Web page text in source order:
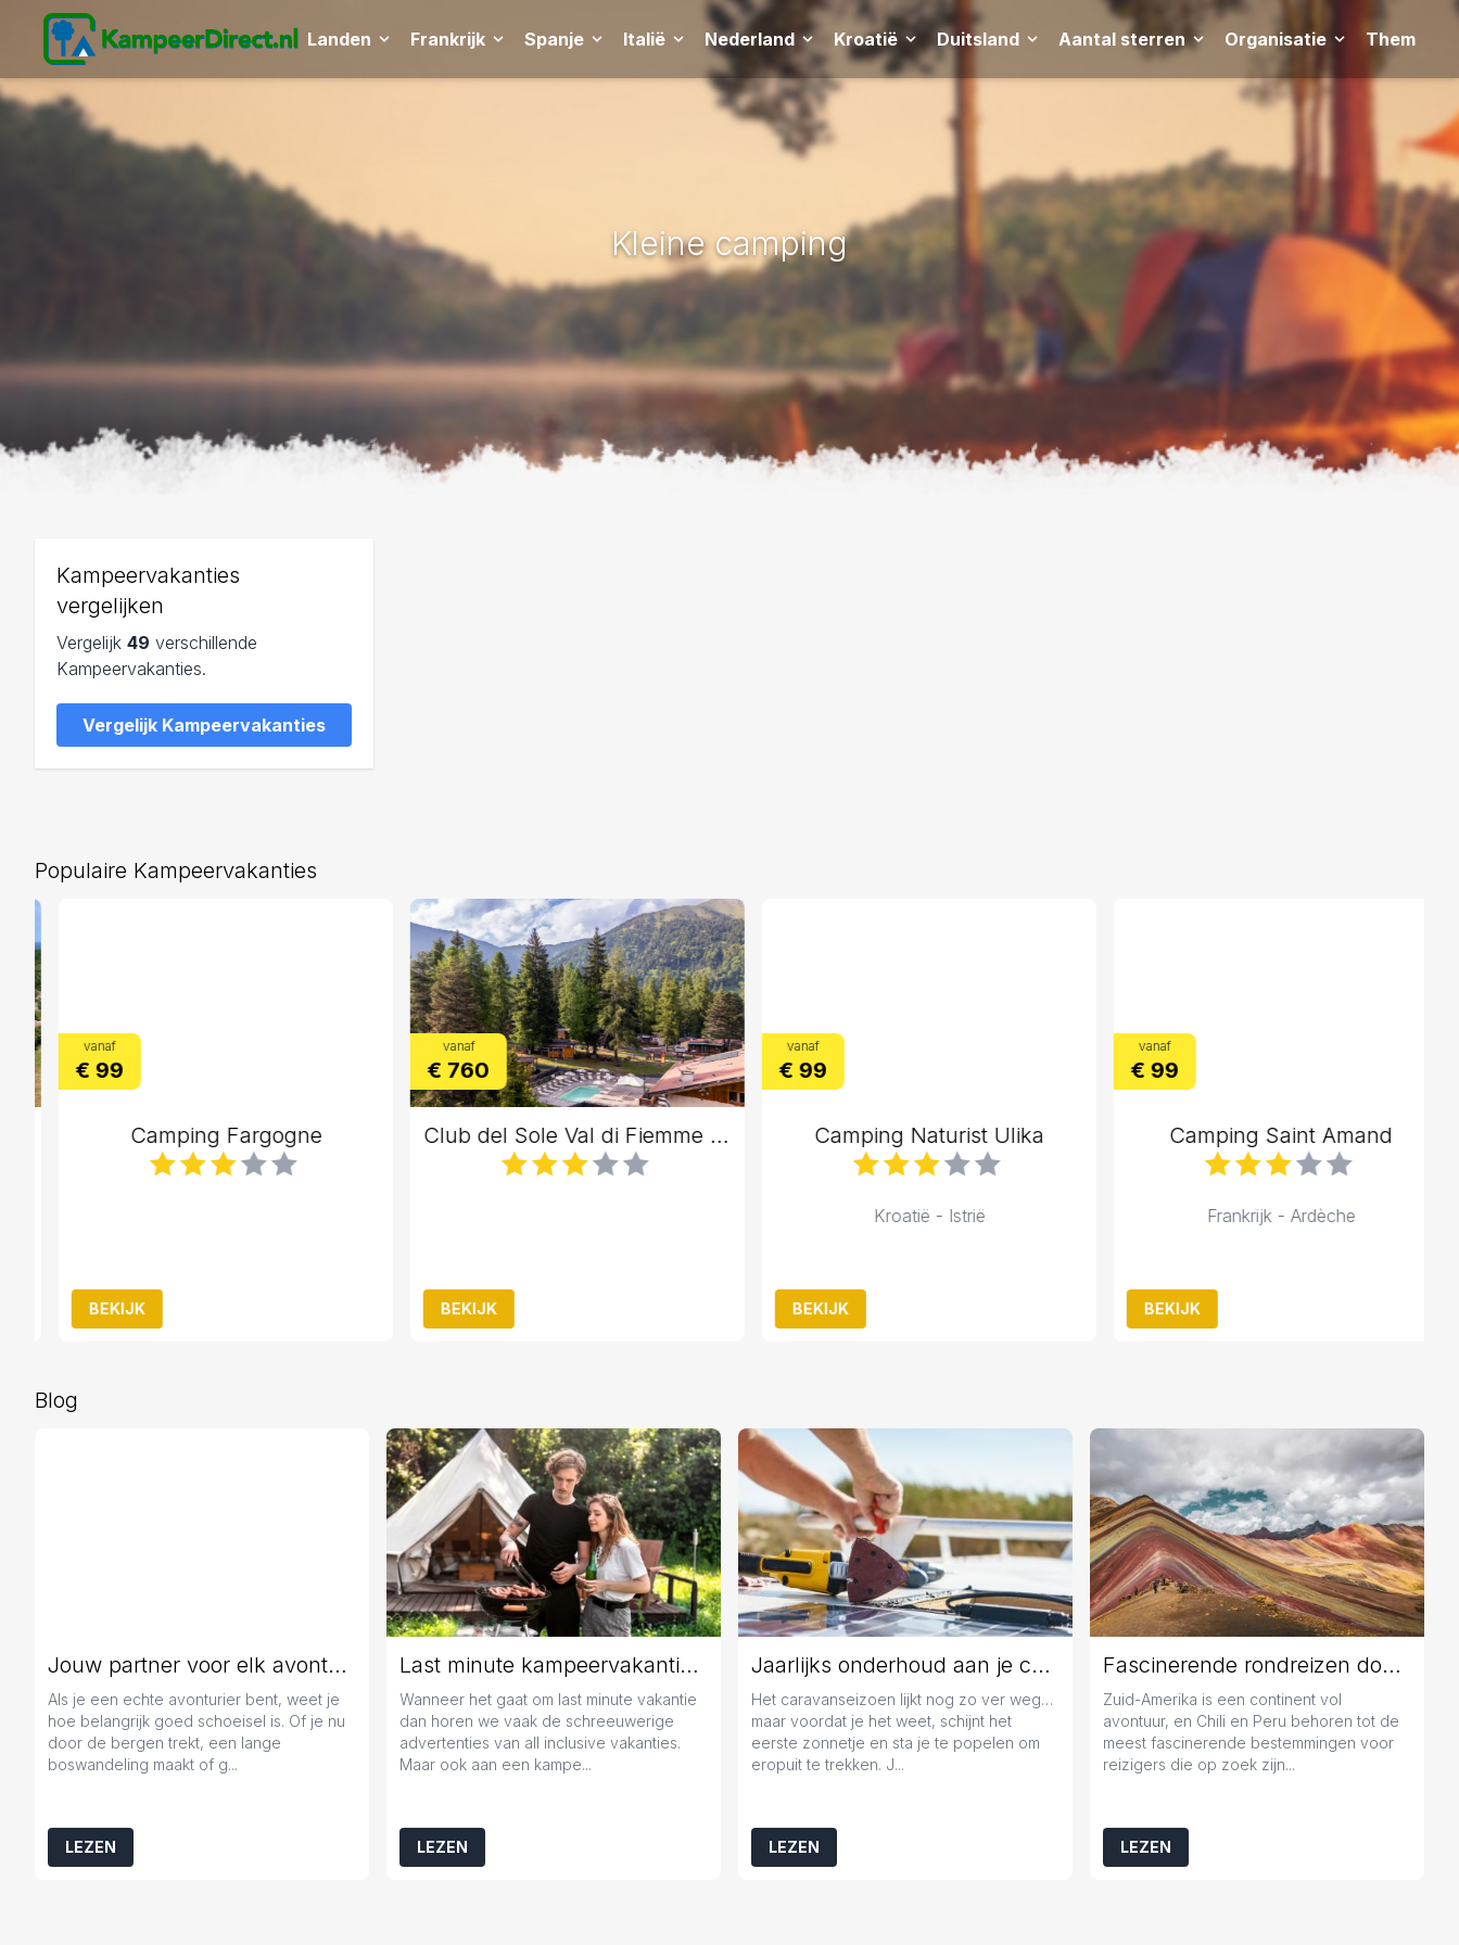
Landen Frankrijk Spanje Italië Nederland Kroatië Duitsland Aantal sterren Organisatie Thema
Kleine camping
Kampeervakanties
vergelijken
Vergelijk 49 verschillende
Kampeervakanties.
Vergelijk Kampeervakanties
Populaire Kampeervakanties
vanaf
€ 99
Camping Fargogne
BEKIJK
vanaf
€ 760
Club del Sole Val di Fiemme Easy Camping Village
BEKIJK
vanaf
€ 99
Camping Naturist Ulika
Kroatië - Istrië
BEKIJK
vanaf
€ 99
Camping Saint Amand
Frankrijk - Ardèche
BEKIJK
Blog
Jouw partner voor elk avontuur
Als je een echte avonturier bent, weet je
hoe belangrijk goed schoeisel is. Of je nu
door de bergen trekt, een lange
boswandeling maakt of g...
LEZEN
Last minute kampeervakantie boeken? Tips en tricks!
Wanneer het gaat om last minute vakantie
dan horen we vaak de schreeuwerige
advertenties van all inclusive vakanties.
Maar ook aan een kampe...
LEZEN
Jaarlijks onderhoud aan je caravan: geen overbodige luxe
Het caravanseizoen lijkt nog zo ver weg…
maar voordat je het weet, schijnt het
eerste zonnetje en sta je te popelen om
eropuit te trekken. J...
LEZEN
Fascinerende rondreizen door Chili en Peru
Zuid-Amerika is een continent vol
avontuur, en Chili en Peru behoren tot de
meest fascinerende bestemmingen voor
reizigers die op zoek zijn...
LEZEN